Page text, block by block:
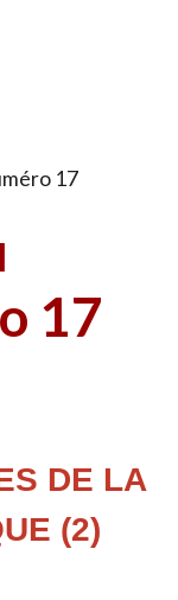
17
DE LA
(2)